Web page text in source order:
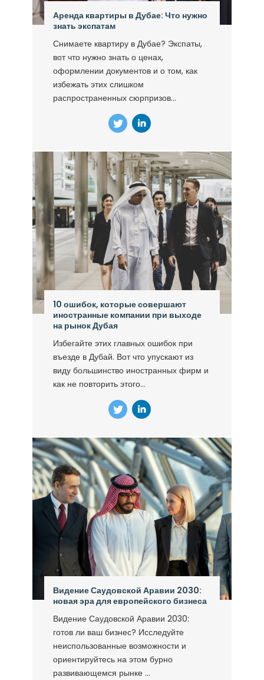
Аренда квартиры в Дубае: Что нужно
знать экспатам
Снимаете квартиру в Дубае? Экспаты,
вот что нужно знать о ценах,
оформлении документов и о том, как
избежать этих слишком
распространенных сюрпризов...
10 ошибок, которые совершают
иностранные компании при выходе
на рынок Дубая
Избегайте этих главных ошибок при
въезде в Дубай. Вот что упускают из
виду большинство иностранных фирм и
как не повторить этого...
Видение Саудовской Аравии 2030:
новая эра для европейского бизнеса
Видение Саудовской Аравии 2030:
готов ли ваш бизнес? Исследуйте
неиспользованные возможности и
ориентируйтесь на этом бурно
развивающемся рынке ...